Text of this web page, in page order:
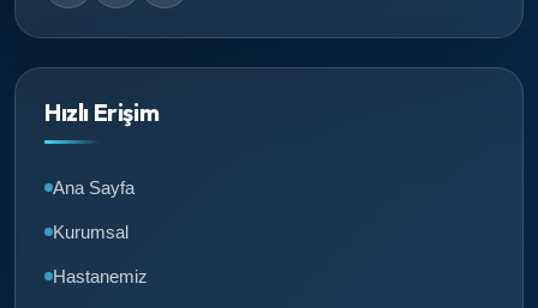
Hızlı Erişim
Ana Sayfa
Kurumsal
Hastanemiz